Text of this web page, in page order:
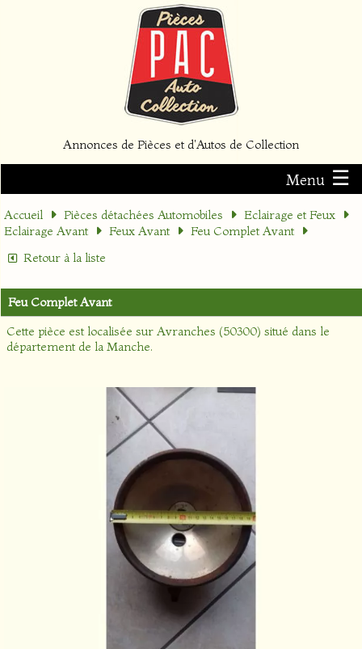
Annonces de Pièces et d'Autos de Collection
Menu ☰
Accueil Pièces détachées Automobiles
Eclairage et Feux
Eclairage Avant
Feux Avant
Feu Complet Avant
Retour à la liste
Feu Complet Avant
Cette pièce est localisée sur Avranches (50300) situé dans le
département de la Manche.